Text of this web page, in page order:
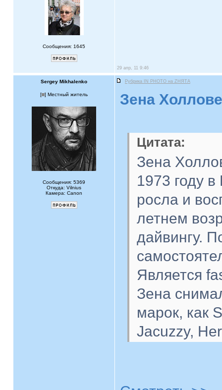
Сообщения: 1645
29 апр, 11 9:46
Sergey Mikhalenko Рубрика IN PHOTO на ZНЯТА
[ ] Местный житель
Сообщения: 5369
Откуда: Vilnius
Камера: Canon
Зена
Цитата:
Зена
1973 году
росла и
летнем
дайвингу.
Является
Зена
марок, как
Jacuzzy,